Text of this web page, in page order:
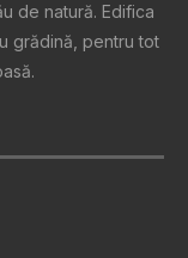
de natură. Edifica
grădină, pentru tot